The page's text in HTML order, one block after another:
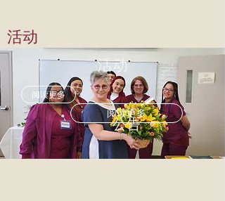
活动
活动
阅读更多
公告
阅读更多